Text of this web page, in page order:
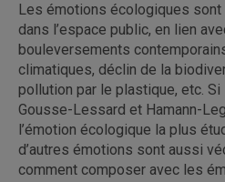
Les émotions écologiques
dans l’espace public, en lien
bouleversements
climatiques, déclin de la
pollution par le plastique, etc. Si
Gousse-Lessard et Hamann-
l’émotion écologique la plus
d’autres émotions sont aussi
comment composer avec les